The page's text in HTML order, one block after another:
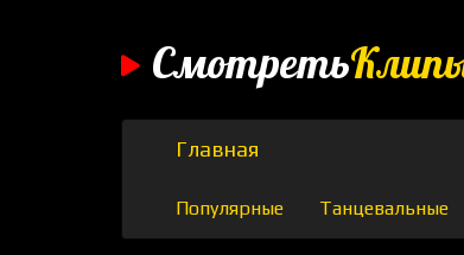
Смотреть
Главная
Популярные Танцевальные